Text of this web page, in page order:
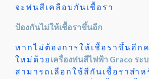
จะพ่นสีเคลือบกันเชื้อรา
ป้องกันไม่ให้เชื้อราขึ้นอีก
หากไม่ต้องการให้เชื้อราขึ้นอีก
ใหม่ด้วย เครื่องพ่นสีไฟฟ้า Graco ระ
สามารถเลือกใช้สีกันเชื้อราสำ